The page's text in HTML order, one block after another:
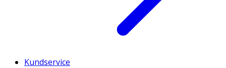
Kundservice